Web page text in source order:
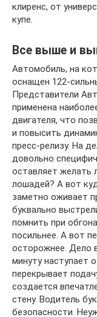
клиренс, от
купе.
Все выше и
Автомобиль, на
оснащен 122-
Представители
применена
двигателя, что
и повысить
пресс-релизу. На
довольно
оставляет желать
лошадей? А вот
заметно оживает
буквально
помнить при
посильнее. А вот
осторожнее. Дело
минуту наступает
перекрывает
создается
стену. Водитель
безопасности.